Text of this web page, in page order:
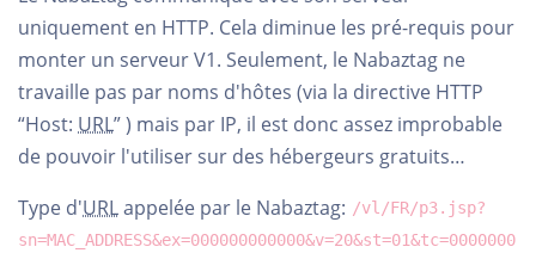
uniquement en HTTP. Cela diminue les pré-requis pour
monter un serveur V1. Seulement, le Nabaztag ne
travaille pas par noms d'hôtes (via la directive HTTP
“Host: URL” ) mais par IP, il est donc assez improbable
de pouvoir l'utiliser sur des hébergeurs gratuits…
Type d'URLappelée par le Nabaztag: /vl/FR/p3.jsp?
sn=MAC_ADDRESS&ex=000000000000&v=20&st=01&tc=0000000